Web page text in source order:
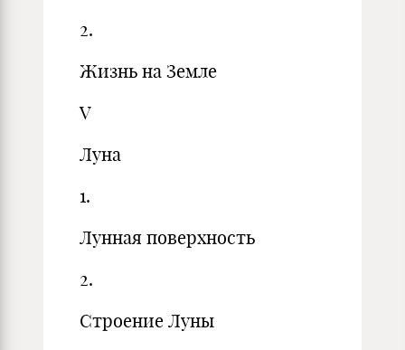
2.
Жизнь на Земле
V
Луна
1.
Лунная поверхность
2.
Строение Луны